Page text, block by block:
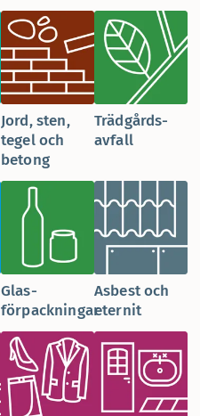
Jord, sten,
tegel och
betong
Trädgårds­
avfall
Glas­
förpackningar
Asbest och
eternit